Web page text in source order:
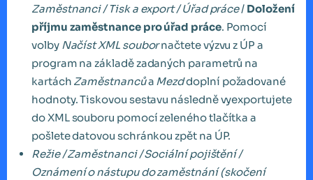
Zaměstnanci / Tisk a export / Úřad práce/ Doložení
příjmu zaměstnance pro úřad práce. Pomocí
volby Načíst XML soubornačtete výzvu z ÚP a
program na základě zadaných parametrů na
kartách Zaměstnancůa Mezddoplní požadované
hodnoty. Tiskovou sestavu následně vyexportujete
do XML souboru pomocí zeleného tlačítka a
pošlete datovou schránkou zpět na ÚP.
Režie / Zaměstnanci / Sociální pojištění /
Oznámení o nástupu do zaměstnání (skočení